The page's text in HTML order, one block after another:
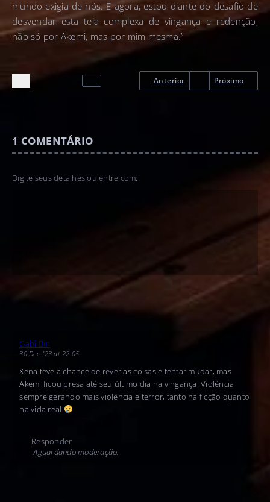
mundo exigia de nós. E agora, estou diante do desafio de
desvendar esta teia complexa de vingança e redenção,
não só por Akemi, mas por mim mesma.”
Anterior Próximo
1 COMENTÁRIO
Digite seus detalhes ou entre com:
Gabi Bin
30 Dec, '23 at 22:05
Xena teve a chance de rever as coisas e tentar mudar, mas
Akemi ficou presa até seu último dia na vingança. Violência
sempre gerando mais violência e terror, tanto na ficção quanto
na vida real.
Responder
Aguardando moderação.